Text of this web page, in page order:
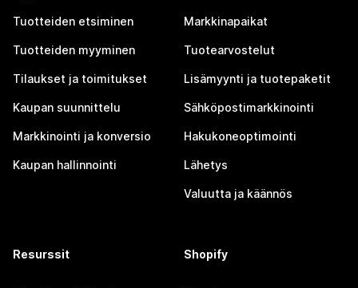
Tuotteiden etsiminen
Tuotteiden myyminen
Tilaukset ja toimitukset
Kaupan suunnittelu
Markkinointi ja konversio
Kaupan hallinnointi
Markkinapaikat
Tuotearvostelut
Lisämyynti ja tuotepaketit
Sähköpostimarkkinointi
Hakukoneoptimointi
Lähetys
Valuutta ja käännös
Resurssit Shopify